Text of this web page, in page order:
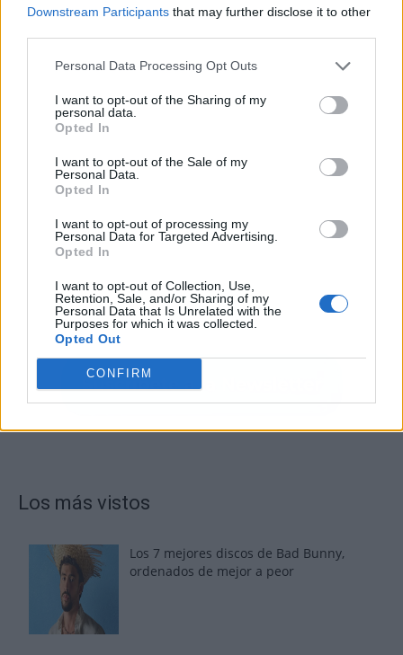
Downstream Participants that may further disclose it to other
Personal Data Processing Opt Outs
I want to opt-out of the Sharing of my
personal data.
Opted In
I want to opt-out of the Sale of my
Personal Data.
Opted In
I want to opt-out of processing my
Personal Data for Targeted Advertising.
Opted In
I want to opt-out of Collection, Use,
Retention, Sale, and/or Sharing of my
Personal Data that Is Unrelated with the
Purposes for which it was collected.
Opted Out
CONFIRM
Publicidad
Los más vistos
Los 7 mejores discos de Bad Bunny,
ordenados de mejor a peor